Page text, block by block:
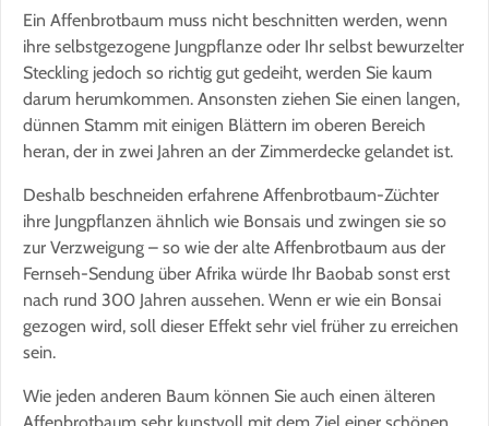
Ein Affenbrotbaum muss nicht beschnitten werden, wenn
ihre selbstgezogene Jungpflanze oder Ihr selbst bewurzelter
Steckling jedoch so richtig gut gedeiht, werden Sie kaum
darum herumkommen. Ansonsten ziehen Sie einen langen,
dünnen Stamm mit einigen Blättern im oberen Bereich
heran, der in zwei Jahren an der Zimmerdecke gelandet ist.
Deshalb beschneiden erfahrene Affenbrotbaum-Züchter
ihre Jungpflanzen ähnlich wie Bonsais und zwingen sie so
zur Verzweigung – so wie der alte Affenbrotbaum aus der
Fernseh-Sendung über Afrika würde Ihr Baobab sonst erst
nach rund 300 Jahren aussehen. Wenn er wie ein Bonsai
gezogen wird, soll dieser Effekt sehr viel früher zu erreichen
sein.
Wie jeden anderen Baum können Sie auch einen älteren
Affenbrotbaum sehr kunstvoll mit dem Ziel einer schönen